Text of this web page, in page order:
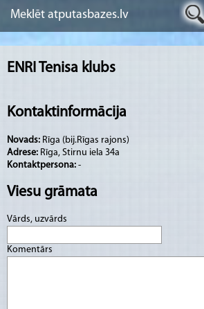
ENRI Tenisa klubs
Kontaktinformācija
Novads: Rīga (bij.Rīgas rajons)
Adrese: Rīga, Stirnu iela 34a
Kontaktpersona: -
Viesu grāmata
Vārds, uzvārds
Komentārs